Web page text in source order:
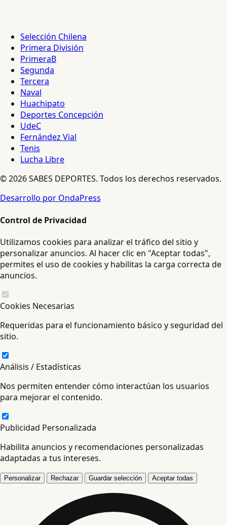
Selección Chilena
Primera División
PrimeraB
Segunda
Tercera
Naval
Huachipato
Deportes Concepción
UdeC
Fernández Vial
Tenis
Lucha Libre
© 2026 SABES DEPORTES. Todos los derechos reservados.
Desarrollo por OndaPress
Control de Privacidad
Utilizamos cookies para analizar el tráfico del sitio y
personalizar anuncios. Al hacer clic en "Aceptar todas",
permites el uso de cookies y habilitas la carga correcta de
anuncios.
Cookies Necesarias
Requeridas para el funcionamiento básico y seguridad del
sitio.
Análisis / Estadísticas
Nos permiten entender cómo interactúan los usuarios
para mejorar el contenido.
Publicidad Personalizada
Habilita anuncios y recomendaciones personalizadas
adaptadas a tus intereses.
Personalizar Rechazar Guardar selección Aceptar todas